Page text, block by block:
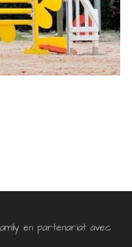
en partenariat avec